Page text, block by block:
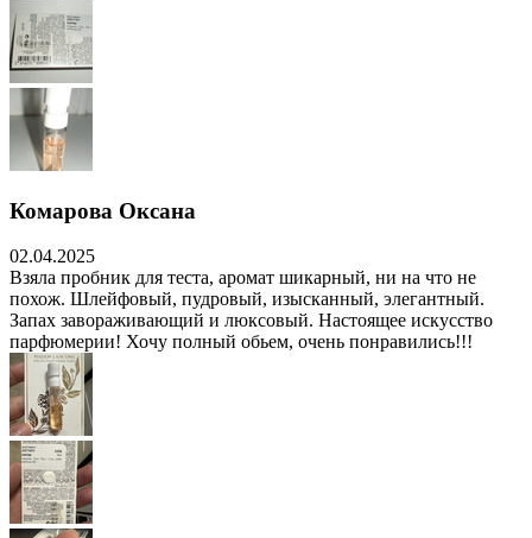
Комарова Оксана
02.04.2025
Взяла пробник для теста, аромат шикарный, ни на что не
похож. Шлейфовый, пудровый, изысканный, элегантный.
Запах завораживающий и люксовый. Настоящее искусство
парфюмерии! Хочу полный обьем, очень понравились!!!